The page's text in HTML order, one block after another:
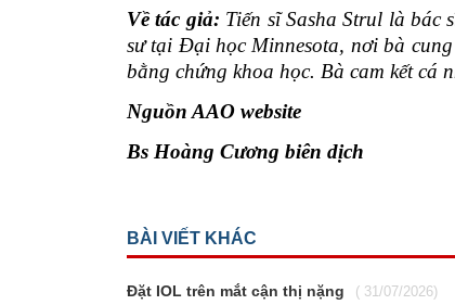
Về tác giả: Tiến sĩ Sasha Strul là bác
sư tại Đại học Minnesota, nơi bà
bằng chứng khoa học. Bà cam kết cá
Nguồn AAO website
Bs Hoàng Cương biên dịch
BÀI VIẾT KHÁC
Đặt IOL trên mắt cận thị nặng ( 31/07/2026)